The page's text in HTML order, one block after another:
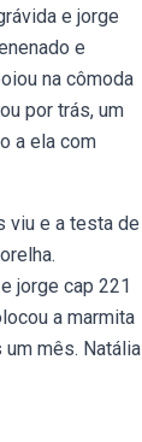
e jorge
e
na cômoda
por trás, um
a ela com
viu e a testa de
jorge cap 221
a marmita
mês. Natália